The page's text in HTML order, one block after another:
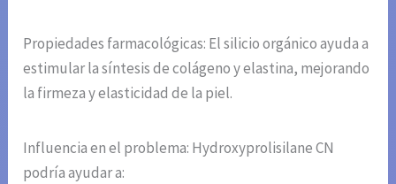
Propiedades farmacológicas: El silicio orgánico ayuda a
estimular la síntesis de colágeno y elastina, mejorando
la firmeza y elasticidad de la piel.
Influencia en el problema: Hydroxyprolisilane CN
podría ayudar a: